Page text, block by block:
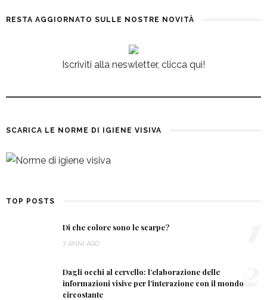
RESTA AGGIORNATO SULLE NOSTRE NOVITÀ
Iscriviti alla neswletter, clicca qui!
SCARICA LE NORME DI IGIENE VISIVA
TOP POSTS
Di che colore sono le scarpe?
7 ANNI AGO
Dagli occhi al cervello: l’elaborazione delle
informazioni visive per l’interazione con il mondo
circostante
2